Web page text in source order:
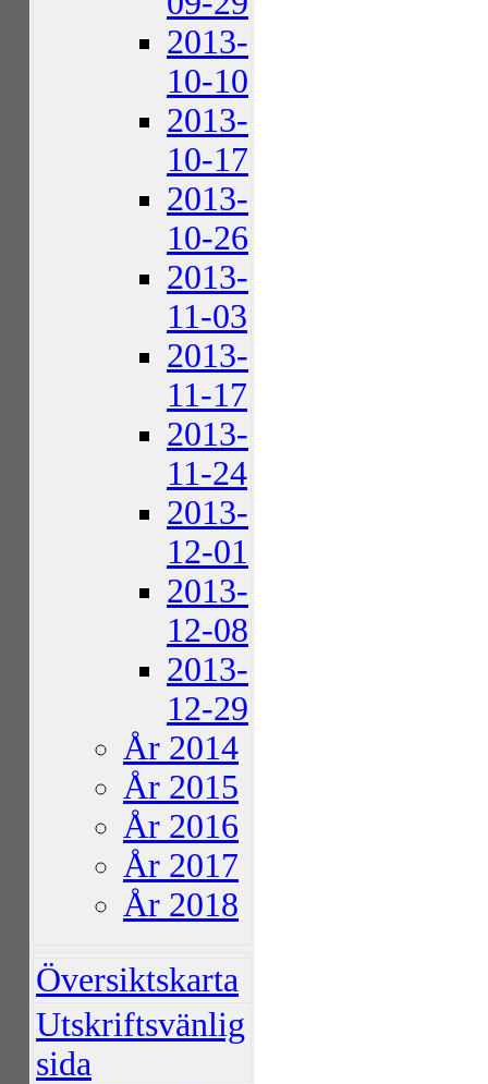
2013-
10-10
2013-
10-17
2013-
10-26
2013-
11-03
2013-
11-17
2013-
11-24
2013-
12-01
2013-
12-08
2013-
12-29
År 2014
År 2015
År 2016
År 2017
År 2018
Översiktskarta
Utskriftsvänlig
sida